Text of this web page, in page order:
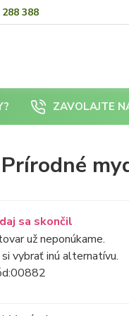
288 388
ZAVOLAJTE
Prírodné
sa skončil
už neponúkame.
vybrať inú alternatívu.
00882